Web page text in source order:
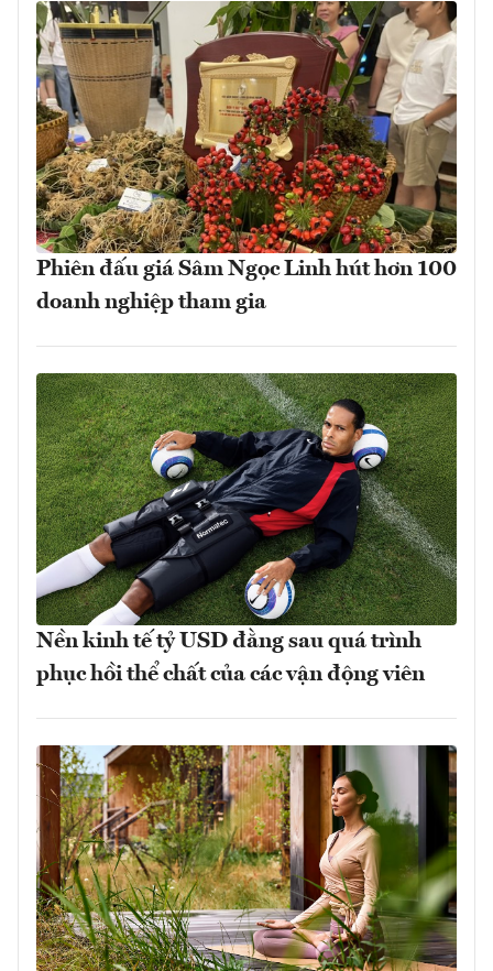
Phiên đấu giá Sâm Ngọc Linh hút hơn 100
doanh nghiệp tham gia
Nền kinh tế tỷ USD đằng sau quá trình
phục hồi thể chất của các vận động viên